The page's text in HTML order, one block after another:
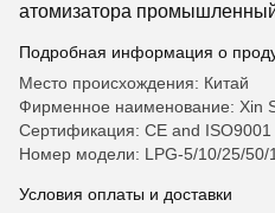
атомизатора
Подробная информация о
Место происхождения: Китай
Фирменное наименование: Xin
Сертификация: CE and ISO9001
Номер модели: LPG-5/10/25/50/
Условия оплаты и доставки